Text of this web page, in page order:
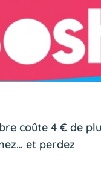
coûte 4 € de
et perdez